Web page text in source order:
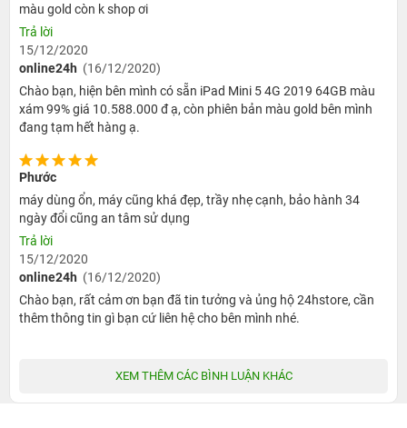
xảo, màu sắc chân thật và tránh tác động từ nhiều yếu tố
ngoài trời. Chiếc iPad Mini này có kích thước màn hình
7.9 inch với độ phân giải 2,048 x 1,536 pixel.
điểm ảnhlà 326 ppi trên tấm nền tiêu chuẩn Retina.
Chưa kể gam màu DCI-P3 rộng hơn đồng thời tích hợp
công nghệ hiển thị True Tone của Apple là một trong
những nhân tố đắc giá đem lại nội dung hiển thị ưng ý.
Đi cùng với đó là khả năng điều chỉnh màn hình tùy theo
điều kiện ánh sáng khác nhau. Dựa trên những tiêu
chuẩn này, một chiếc iPad Mini 5 Wifi Cellular 2019 Cũ
chính hãng đáp ứng đủ sẽ được 24hStore thông qua
thêm một lần nữa.
Chức năng dù không nổi trội nhưng vẫn được
đánh giá tốt
iOS 12.2 và được bổ sung nhiều tính năng mới hơn ở
thời điểm mới ra mắt. Đến thời điểm hiện tại, chiếc iPad
màu gold còn k shop ơi
Trả lời
15/12/2020
online24h (16/12/2020)
Chào bạn, hiện bên mình có sẵn iPad Mini 5 4G 2019 64GB màu
xám 99% giá 10.588.000 đ ạ, còn phiên bản màu gold bên mình
đang tạm hết hàng ạ.
Phước
máy dùng ổn, máy cũng khá đẹp, trầy nhẹ cạnh, bảo hành 34
ngày đổi cũng an tâm sử dụng
Trả lời
15/12/2020
online24h (16/12/2020)
Chào bạn, rất cảm ơn bạn đã tin tưởng và ủng hộ 24hstore, cần
thêm thông tin gì bạn cứ liên hệ cho bên mình nhé.
XEM THÊM CÁC BÌNH LUẬN KHÁC